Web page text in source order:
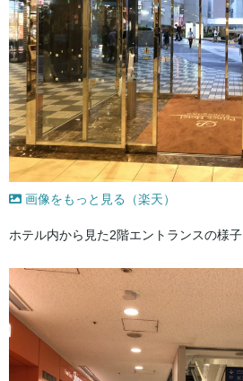
画像をもっと見る（楽天）
ホテル内から見た2階エントランスの様子